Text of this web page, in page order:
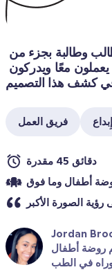
فريق العمل إِبداع
دقائق 45 مقدرة
أطفال وما فوق
Jordan
روضة أطفال
في الطب